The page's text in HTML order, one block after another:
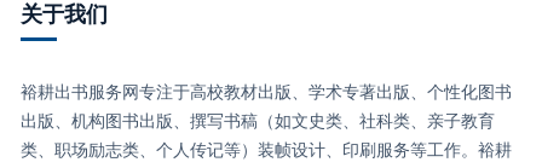
关于我们
裕耕出书服务网专注于高校教材出版、学术专著出版、个性化图书
出版、机构图书出版、撰写书稿（如文史类、社科类、亲子教育
类、职场励志类、个人传记等）装帧设计、印刷服务等工作。裕耕